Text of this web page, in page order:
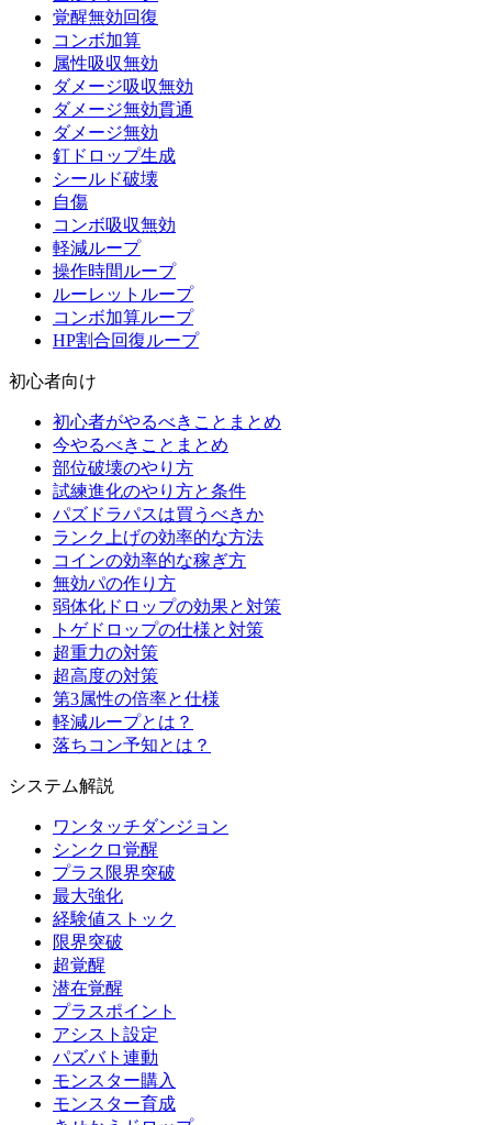
覚醒無効回復
コンボ加算
属性吸収無効
ダメージ吸収無効
ダメージ無効貫通
ダメージ無効
釘ドロップ生成
シールド破壊
自傷
コンボ吸収無効
軽減ループ
操作時間ループ
ルーレットループ
コンボ加算ループ
HP割合回復ループ
初心者向け
初心者がやるべきことまとめ
今やるべきことまとめ
部位破壊のやり方
試練進化のやり方と条件
パズドラパスは買うべきか
ランク上げの効率的な方法
コインの効率的な稼ぎ方
無効パの作り方
弱体化ドロップの効果と対策
トゲドロップの仕様と対策
超重力の対策
超高度の対策
第3属性の倍率と仕様
軽減ループとは？
落ちコン予知とは？
システム解説
ワンタッチダンジョン
シンクロ覚醒
プラス限界突破
最大強化
経験値ストック
限界突破
超覚醒
潜在覚醒
プラスポイント
アシスト設定
パズバト連動
モンスター購入
モンスター育成